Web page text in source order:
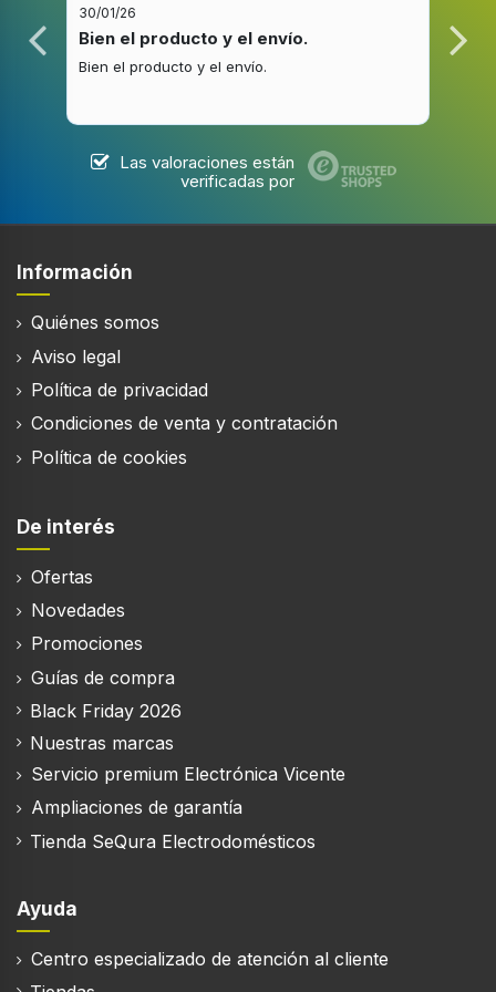
3840 x 2160 Pixeles
Diagonal de pantalla
125 cm
Sintonizador de la TV
Tipo de sintonizador
DVB-C, DVB-T2
Autobusqueda de canal
Smart TV
TV por Internet
Sistema operativo instalado
Tizen
Compatible con Apple AirPlay 2
Reproducción en pantalla del sonido de un
dispositivo móvil
contenidos Hybrid Broadcast Broadband TV
30/01/26
Bien el producto y el envío.
Bien el producto y el envío.
Las valoraciones están
verificadas por
Información
Quiénes somos
Aviso legal
Política de privacidad
Condiciones de venta y contratación
Política de cookies
De interés
Ofertas
Novedades
Promociones
Guías de compra
Black Friday 2026
Nuestras marcas
Servicio premium Electrónica Vicente
Ampliaciones de garantía
Tienda SeQura Electrodomésticos
Ayuda
Centro especializado de atención al cliente